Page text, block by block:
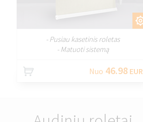
- Pusiau kasetinis roletas
- Matuoti sistemą
Nuo 46.98 EUR